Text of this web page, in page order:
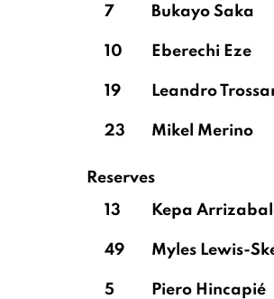
7 Bukayo Saka
10 Eberechi Eze
19 Leandro
23 Mikel Merino
Reserves
13
Kepa
49 Myles Lewis-
5 Piero Hincapié